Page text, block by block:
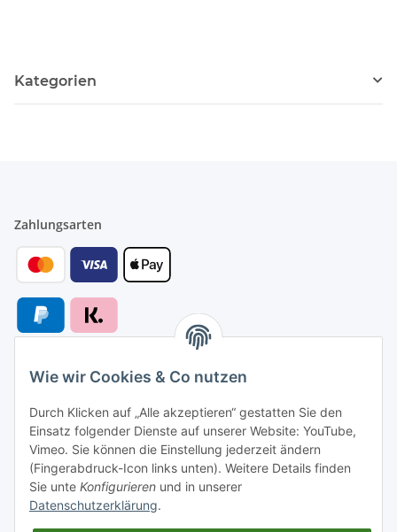
- 6 Größen
Kategorien
Zahlungsarten
Versandarten
Versand nach
Wie wir Cookies & Co nutzen
Durch Klicken auf „Alle akzeptieren“ gestatten Sie den
Einsatz folgender Dienste auf unserer Website: YouTube,
Vimeo. Sie können die Einstellung jederzeit ändern
(Fingerabdruck-Icon links unten). Weitere Details finden
Sie unte Konfigurieren und in unserer
Datenschutzerklärung.